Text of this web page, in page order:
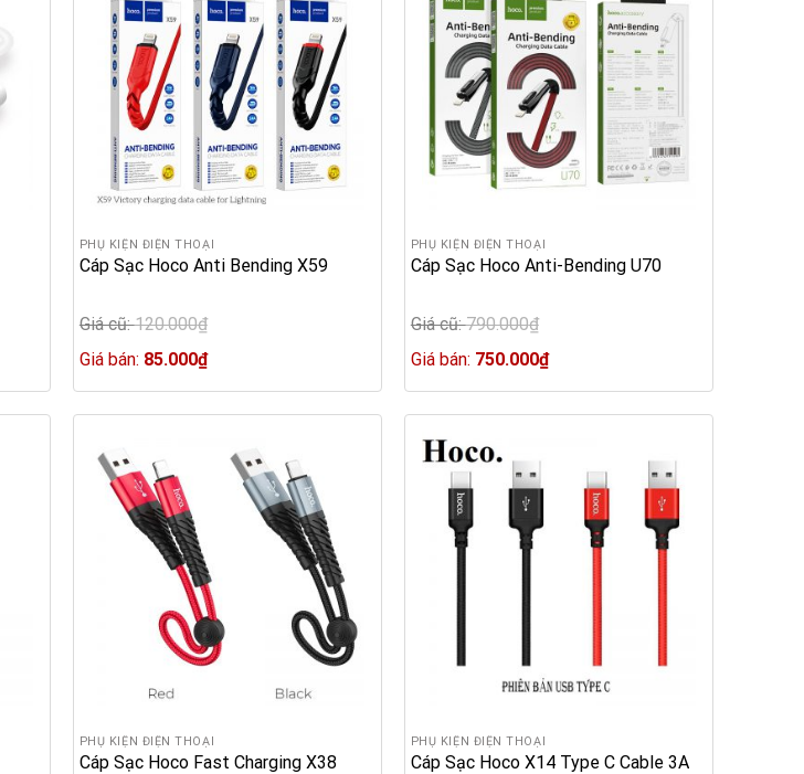
PHỤ KIỆN ĐIỆN THOẠI
Cáp Sạc Hoco Anti Bending X59
Giá cũ:120.000₫
price
120.000₫.
Giá bán: 85.000₫Current
is:
85.000₫.
PHỤ KIỆN ĐIỆN THOẠI
Cáp Sạc Hoco Anti-Bending U70
Giá cũ:790.000₫
price
790.000₫.
Giá bán: 750.000₫Current
is:
750.000₫.
PHỤ KIỆN ĐIỆN THOẠI
Cáp Sạc Hoco Fast Charging X38
PHỤ KIỆN ĐIỆN THOẠI
Cáp Sạc Hoco X14 Type C Cable 3A